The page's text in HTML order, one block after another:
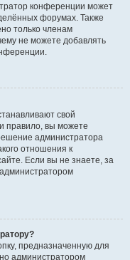
конференции может
форумах. Также
только членам
не можете добавлять
свой
правило, вы можете
администратора
отношения к
Если вы не знаете, за
предназначенную для
администратором